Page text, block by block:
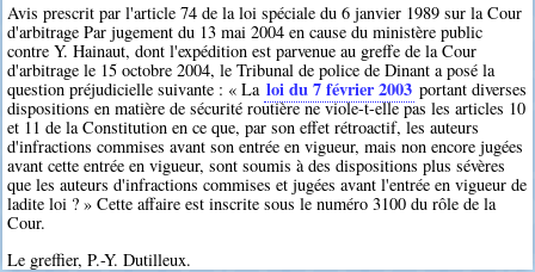
Avis prescrit par l'article 74 de la loi spéciale du 6 janvier 1989 sur la Cour
d'arbitrage Par jugement du 13 mai 2004 en cause du ministère public
contre Y. Hainaut, dont l'expédition est parvenue au greffe de la Cour
d'arbitrage le 15 octobre 2004, le Tribunal de police de Dinant a posé la
question préjudicielle suivante : « La loi du 7 février 2003 portant diverses
dispositions en matière de sécurité routière ne viole-t-elle pas les articles 10
et 11 de la Constitution en ce que, par son effet rétroactif, les auteurs
d'infractions commises avant son entrée en vigueur, mais non encore jugées
avant cette entrée en vigueur, sont soumis à des dispositions plus sévères
que les auteurs d'infractions commises et jugées avant l'entrée en vigueur de
ladite loi ? » Cette affaire est inscrite sous le numéro 3100 du rôle de la
Cour.
Le greffier, P.-Y. Dutilleux.